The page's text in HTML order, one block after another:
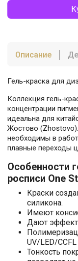
Описание
Гель-краска для
Коллекция гель-
концентрации
идеальна для
Жостово
необходимы в
плавные переходы
Особенности
росписи One
Краски
силикона.
Имеют
Дают эффект
UV/LED/
Тонкость